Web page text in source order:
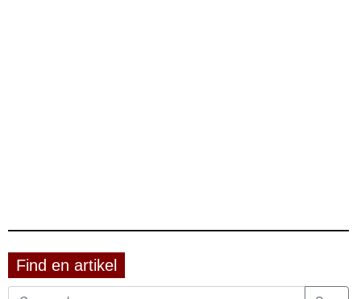
Find en artikel